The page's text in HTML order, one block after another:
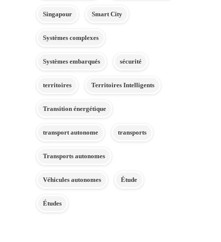
Singapour Smart City
Systèmes complexes
Systèmes embarqués sécurité
territoires Territoires Intelligents
Transition énergétique
transport autonome transports
Transports autonomes
Véhicules autonomes Étude
Études